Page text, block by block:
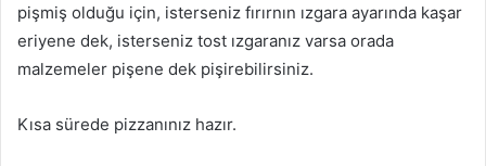
pişmiş olduğu için, isterseniz fırırnın ızgara ayarında kaşar
eriyene dek, isterseniz tost ızgaranız varsa orada
malzemeler pişene dek pişirebilirsiniz.
Kısa sürede pizzanınız hazır.